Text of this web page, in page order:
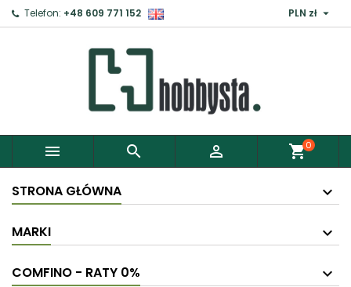
Telefon: +48 609 771 152 PLN zł 
   shopping_cart0
STRONA GŁÓWNA
MARKI
COMFINO - RATY 0%